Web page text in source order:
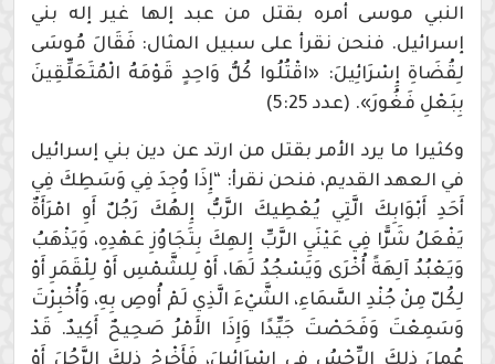
النبي موسى أمره بقتل من عبد إلها غير إله بني
إسرائيل. فنحن نقرأ على سبيل المثال: فَقَالَ مُوسَى
لِقُضَاةِ إِسْرَائِيلَ: «اقْتُلُوا كُلُّ وَاحِدٍ قَوْمَهُ الْمُتَعَلِّقِينَ
بِبَعْلِ فَغُورَ». (عدد 5:25)
وكثيرا ما يرد الأمر بقتل من ارتد عن دين بني إسرائيل
في العهد القديم، فنحن نقرأ: “إِذَا وُجِدَ فِي وَسَطِكَ فِي
أَحَدِ أَبْوَابِكَ الَّتِي يُعْطِيكَ الرَّبُّ إِلهُكَ رَجُلٌ أَوِ امْرَأَةٌ
يَفْعَلُ شَرًّا فِي عَيْنَيِ الرَّبِّ إِلهِكَ بِتَجَاوُزِ عَهْدِهِ، وَيَذْهَبُ
وَيَعْبُدُ آلِهَةً أُخْرَى وَيَسْجُدُ لَهَا، أَوْ لِلشَّمْسِ أَوْ لِلْقَمَرِ أَوْ
لِكُلّ مِنْ جُنْدِ السَّمَاءِ، الشَّيْءَ الَّذِي لَمْ أُوصِ بِهِ، وَأُخْبِرْتَ
وَسَمِعْتَ وَفَحَصْتَ جَيِّدًا وَإِذَا الأَمْرُ صَحِيحٌ أَكِيدٌ. قَدْ